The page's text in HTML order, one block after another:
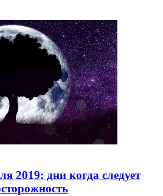
2019: дни когда следует